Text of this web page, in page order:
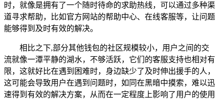
时，就像是拥有了一个随时待命的求助热线，可以通过多种渠
道寻求帮助，比如官方网站的帮助中心、在线客服等，让问题
能够得到及时有效的解决。
相比之下,部分其他钱包的社区规模较小，用户之间的交
流就像一潭平静的湖水，不够活跃，它们的客服支持也相对有
限，这就好比在遇到困难时，身边缺少了及时伸出援手的人，
这可能会导致用户在遇到问题时，如同在黑暗中摸索，难以迅
速得到有效的解决方案，从而在一定程度上影响了用户的使用